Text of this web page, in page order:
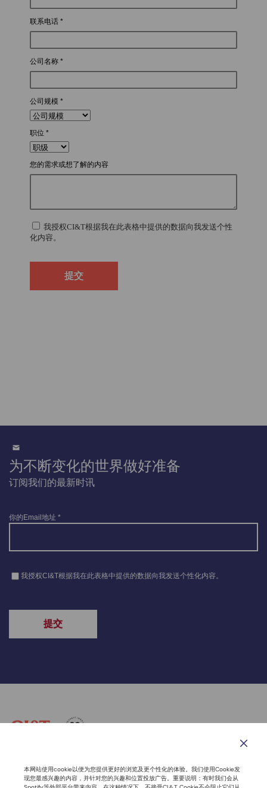
为不断变化的世界做好准备
订阅我们的最新时讯
联系我们 道德与行为准则 隐私声明 网站导航
本网站使用cookie以便为您提供更好的浏览及更个性化的体验。我们使用Cookie发
现您最感兴趣的内容，并针对您的兴趣和位置投放广告。重要说明：有时我们会从